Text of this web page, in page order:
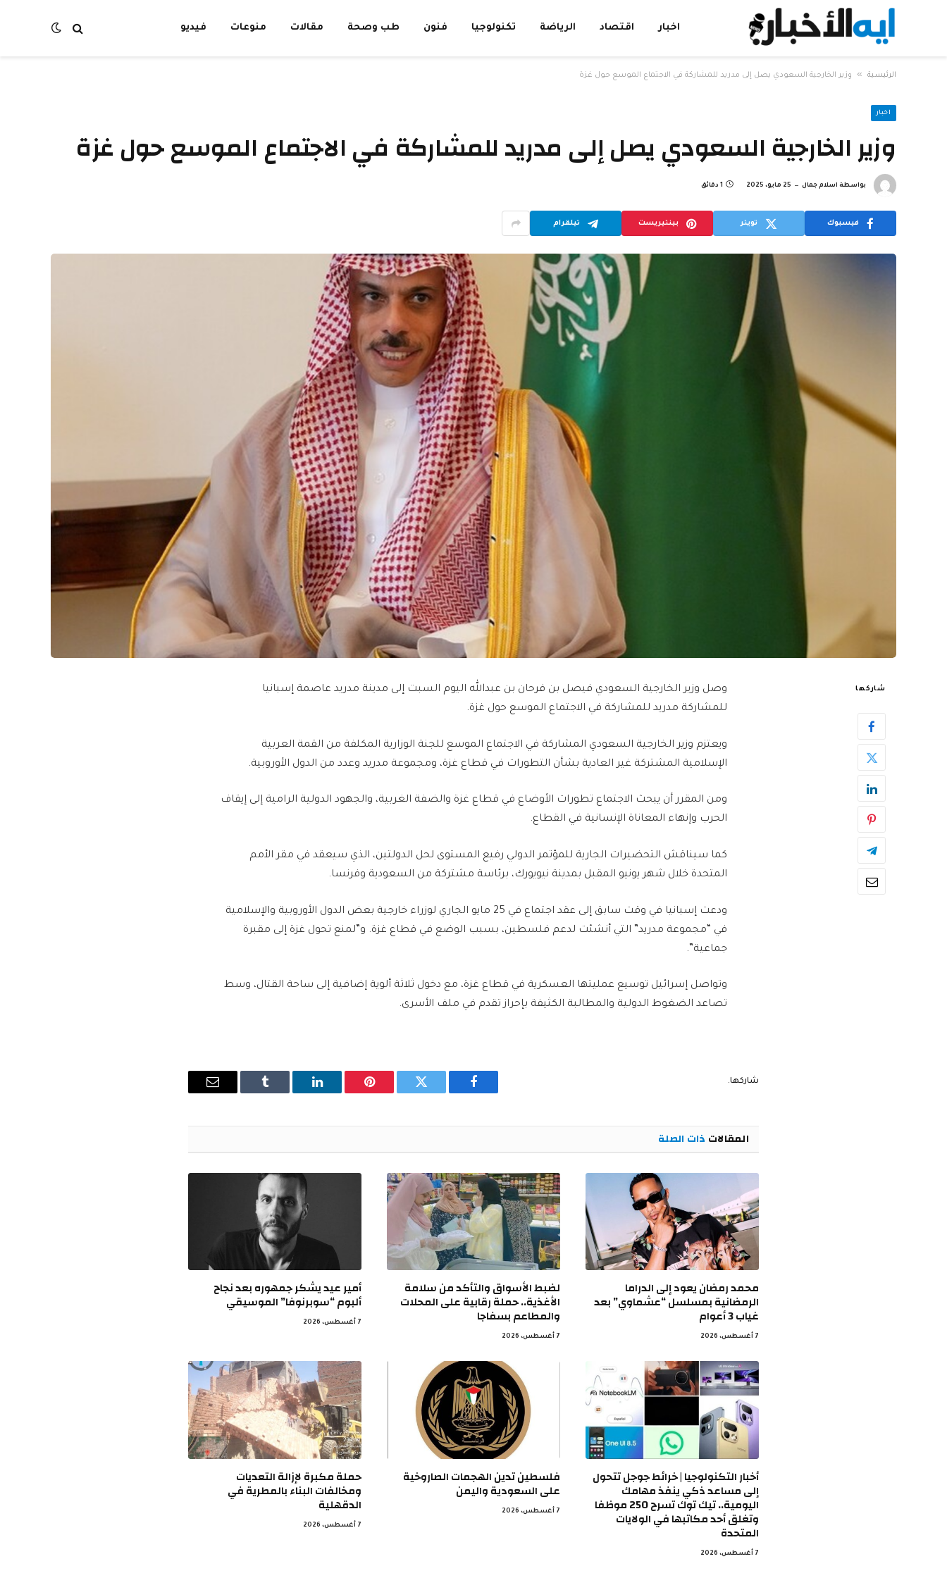
اخبار اقتصاد الرياضة تكنولوجيا فنون طب وصحة مقالات منوعات فيديو
الرئيسية » وزير الخارجية السعودي يصل إلى مدريد للمشاركة في الاجتماع الموسع حول غزة
اخبار
وزير الخارجية السعودي يصل إلى مدريد للمشاركة في الاجتماع الموسع حول غزة
بواسطة اسلام جمال 25 مايو، 2025 1 دقائق
فيسبوك تويتر بينتيريست تيلقرام
شاركها
وصل وزير الخارجية السعودي فيصل بن فرحان بن عبدالله اليوم السبت إلى مدينة مدريد عاصمة إسبانيا
للمشاركة مدريد للمشاركة في الاجتماع الموسع حول غزة.
ويعتزم وزير الخارجية السعودي المشاركة في الاجتماع الموسع للجنة الوزارية المكلفة من القمة العربية
الإسلامية المشتركة غير العادية بشأن التطورات في قطاع غزة، ومجموعة مدريد وعدد من الدول الأوروبية.
ومن المقرر أن يبحث الاجتماع تطورات الأوضاع في قطاع غزة والضفة الغربية، والجهود الدولية الرامية إلى إيقاف
الحرب وإنهاء المعاناة الإنسانية في القطاع.
كما سيناقش التحضيرات الجارية للمؤتمر الدولي رفيع المستوى لحل الدولتين، الذي سيعقد في مقر الأمم
المتحدة خلال شهر يونيو المقبل بمدينة نيويورك، برئاسة مشتركة من السعودية وفرنسا.
ودعت إسبانيا في وقت سابق إلى عقد اجتماع في 25 مايو الجاري لوزراء خارجية بعض الدول الأوروبية والإسلامية
في “مجموعة مدريد” التي أنشئت لدعم فلسطين، بسبب الوضع في قطاع غزة. و”لمنع تحول غزة إلى مقبرة
جماعية”.
وتواصل إسرائيل توسيع عمليتها العسكرية في قطاع غزة، مع دخول ثلاثة ألوية إضافية إلى ساحة القتال، وسط
تصاعد الضغوط الدولية والمطالبة الكثيفة بإحراز تقدم في ملف الأسرى.
شاركها.
فيسبوك تويتر بينتيريستلينكدإن Tumblr
البريد
المقالات ذات الصلة
محمد رمضان يعود إلى الدراما
الرمضانية بمسلسل “عشماوي” بعد
غياب 3 أعوام
7 أغسطس، 2026
لضبط الأسواق والتأكد من سلامة
الأغذية.. حملة رقابية على المحلات
والمطاعم بسفاجا
7 أغسطس، 2026
أمير عيد يشكر جمهوره بعد نجاح
ألبوم “سوبرنوفا” الموسيقي
7 أغسطس، 2026
أخبار التكنولوجيا | خرائط جوجل تتحول
إلى مساعد ذكي ينفذ مهامك
اليومية.. تيك توك تسرح 250 موظفا
وتغلق أحد مكاتبها في الولايات
المتحدة
7 أغسطس، 2026
فلسطين تدين الهجمات الصاروخية
على السعودية واليمن
7 أغسطس، 2026
حملة مكبرة لإزالة التعديات
ومخالفات البناء بالمطرية في
الدقهلية
7 أغسطس، 2026